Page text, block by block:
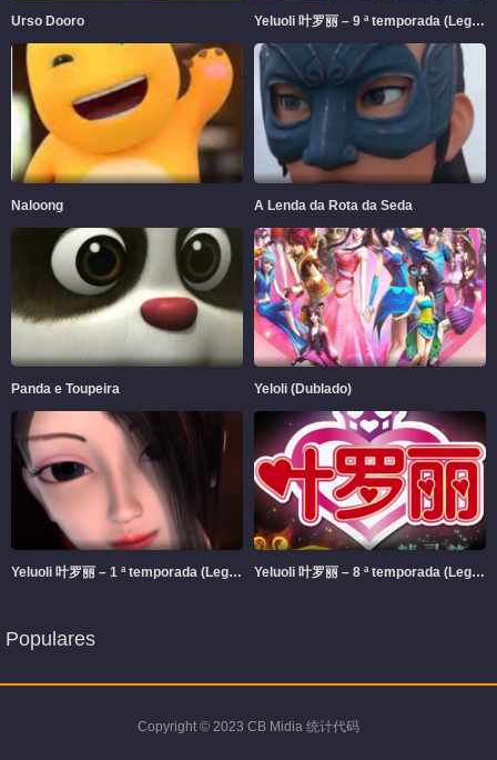
Urso Dooro Yeluoli 叶罗丽 – 9 ª temporada (Legendado)
Naloong A Lenda da Rota da Seda
Panda e Toupeira Yeloli (Dublado)
Yeluoli 叶罗丽 – 1 ª temporada (Legendado) Yeluoli 叶罗丽 – 8 ª temporada (Legendado)
Populares
Copyright © 2023 CB Midia 统计代码